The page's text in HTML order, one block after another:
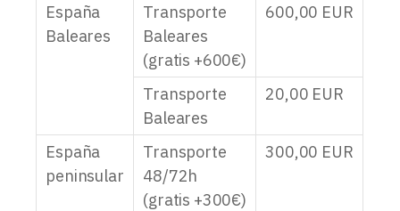
España
Baleares
Transporte
Baleares
(gratis +600€)
600,00 EUR
Transporte
Baleares
20,00 EUR
España
peninsular
Transporte
48/72h
(gratis +300€)
300,00 EUR